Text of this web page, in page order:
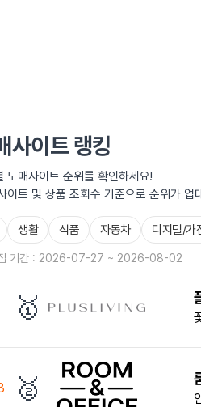
사이트 랭킹
도매사이트 순위를 확인하세요!
이트 및 상품 조회수 기준으로 순위가 업
생활 식품 자동차 디지털/가
집 기간 : 2026-07-27 ~ 2026-08-02
🥇
🥈